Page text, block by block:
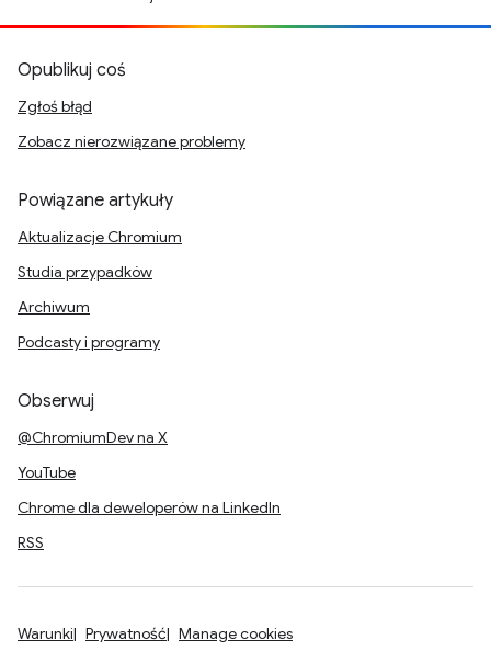
Opublikuj coś
Zgłoś błąd
Zobacz nierozwiązane problemy
Powiązane artykuły
Aktualizacje Chromium
Studia przypadków
Archiwum
Podcasty i programy
Obserwuj
@ChromiumDev na X
YouTube
Chrome dla deweloperów na LinkedIn
RSS
Warunki Prywatność Manage cookies